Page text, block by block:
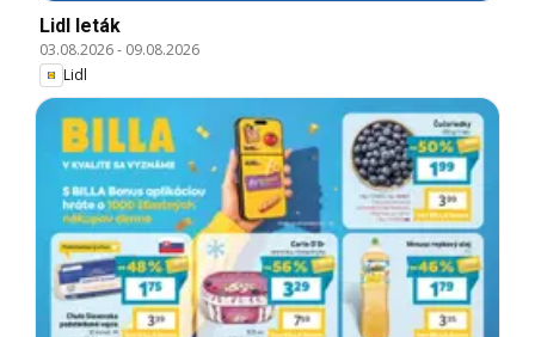
Lidl leták
03.08.2026- 09.08.2026
Lidl